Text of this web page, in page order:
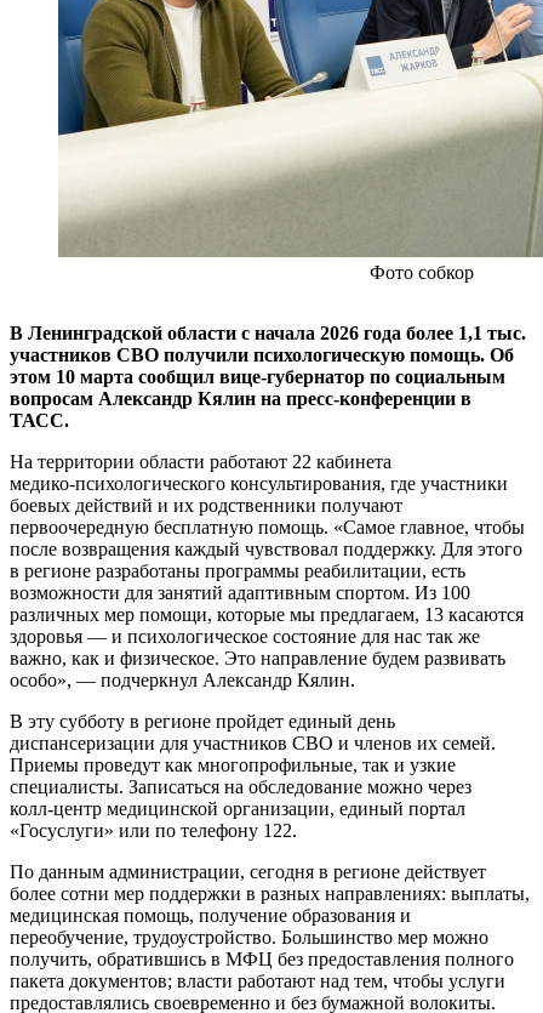
Фото собкор
В Ленинградской области с начала 2026 года более 1,1 тыс.
участников СВО получили психологическую помощь. Об
этом 10 марта сообщил вице‑губернатор по социальным
вопросам Александр Кялин на пресс-конференции в
ТАСС.
На территории области работают 22 кабинета
медико‑психологического консультирования, где участники
боевых действий и их родственники получают
первоочередную бесплатную помощь. «Самое главное, чтобы
после возвращения каждый чувствовал поддержку. Для этого
в регионе разработаны программы реабилитации, есть
возможности для занятий адаптивным спортом. Из 100
различных мер помощи, которые мы предлагаем, 13 касаются
здоровья — и психологическое состояние для нас так же
важно, как и физическое. Это направление будем развивать
особо», — подчеркнул Александр Кялин.
В эту субботу в регионе пройдет единый день
диспансеризации для участников СВО и членов их семей.
Приемы проведут как многопрофильные, так и узкие
специалисты. Записаться на обследование можно через
колл‑центр медицинской организации, единый портал
«Госуслуги» или по телефону 122.
По данным администрации, сегодня в регионе действует
более сотни мер поддержки в разных направлениях: выплаты,
медицинская помощь, получение образования и
переобучение, трудоустройство. Большинство мер можно
получить, обратившись в МФЦ без предоставления полного
пакета документов; власти работают над тем, чтобы услуги
предоставлялись своевременно и без бумажной волокиты.